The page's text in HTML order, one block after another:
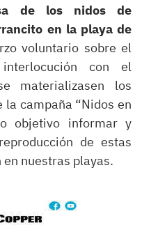
de los nidos de
en la playa de
voluntario sobre el
con el
materializasen los
campaña “Nidos en
objetivo informar y
de estas
nuestras playas.